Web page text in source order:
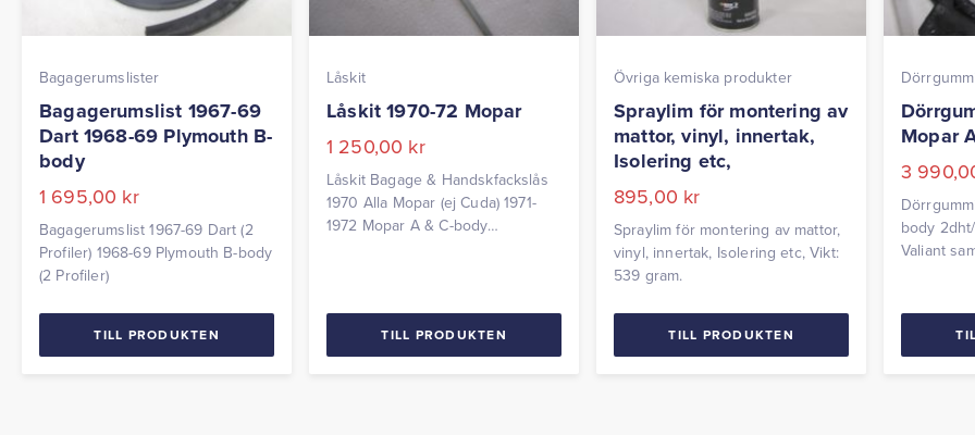
Bagagerumslister
Bagagerumslist 1967-69
Dart 1968-69 Plymouth B-
body
1 695,00 kr
Bagagerumslist 1967-69 Dart (2
Profiler) 1968-69 Plymouth B-body
(2 Profiler)
TILL PRODUKTEN
Låskit
Låskit 1970-72 Mopar
1 250,00 kr
Låskit Bagage & Handskfackslås
1970 Alla Mopar (ej Cuda) 1971-
1972 Mopar A & C-body
TILL PRODUKTEN
Övriga kemiska produkter
Spraylim för montering av
mattor, vinyl, innertak,
Isolering etc,
895,00 kr
Spraylim för montering av mattor,
vinyl, innertak, Isolering etc, Vikt:
539 gram.
TILL PRODUKTEN
Mopar
3
body
Valiant